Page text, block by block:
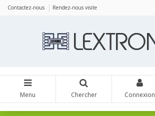
Contactez-nous Rendez-nous visite
Menu Chercher Connexion
Panneau de gestion des cookies